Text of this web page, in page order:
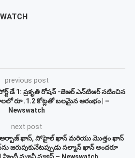
previous post
డే 1: ప్రకృతి రోషన్ -జెఆర్ ఎన్‌టిఆర్ నటించిన
రూ .1.2 కోట్లతో బలమైన ఆరంభం | –
Newswatch
next post
అర్బాజ్ ఖాన్, సోహైల్ ఖాన్ మరియు మొత్తం ఖాన్
జరుపుకునేటప్పుడు సల్మాన్ ఖాన్ అందరూ